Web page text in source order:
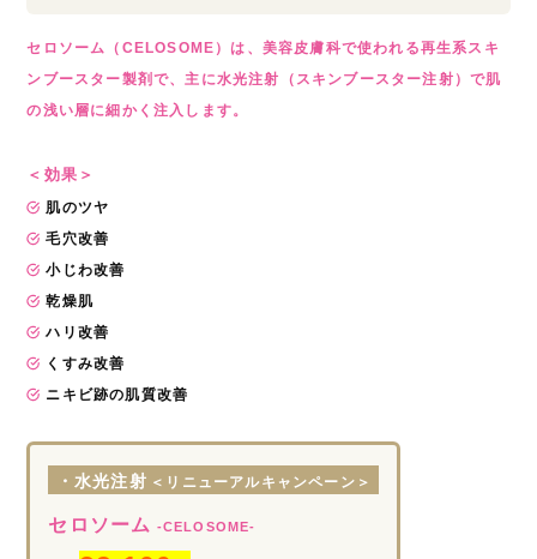
セロソーム（CELOSOME）は、美容皮膚科で使われる再生系スキ
ンブースター製剤で、主に水光注射（スキンブースター注射）で肌
の浅い層に細かく注入します。
＜効果＞
肌のツヤ
毛穴改善
小じわ改善
乾燥肌
ハリ改善
くすみ改善
ニキビ跡の肌質改善
・水光注射 ＜リニューアルキャンペーン＞
セロソーム -CELOSOME-